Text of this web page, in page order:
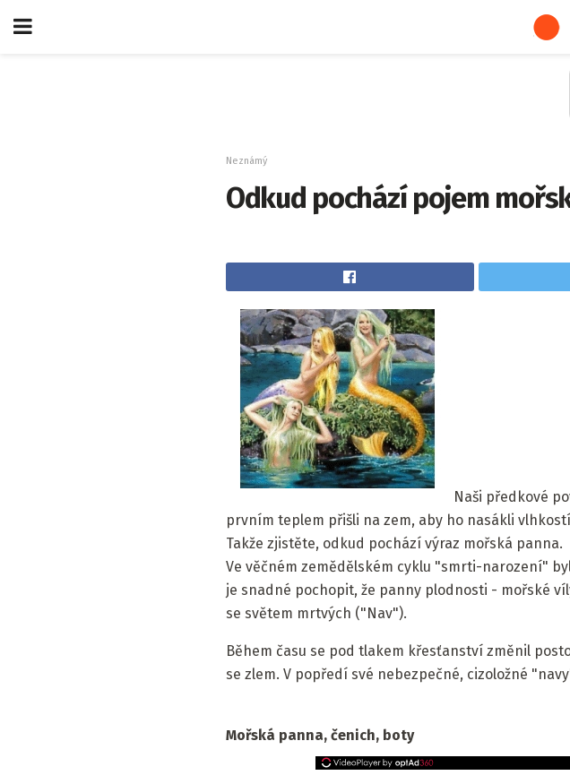
Neznámý
Odkud pochází pojem
Naši předkové
prvním teplem přišli na zem, aby ho nasákli
Takže zjistěte, odkud pochází výraz mořská panna.
Ve věčném zemědělském cyklu "smrti-narození"
je snadné pochopit, že panny plodnosti - mořské
se světem mrtvých ("Nav").
Během času se pod tlakem křesťanství změnil
se zlem. V popředí své nebezpečné, cizoložné
Mořská panna, čenich, boty